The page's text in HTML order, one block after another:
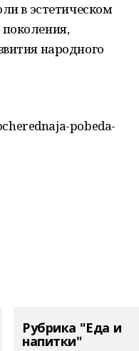
в эстетическом
народного
pobeda-
Рубрика "Еда и
напитки"